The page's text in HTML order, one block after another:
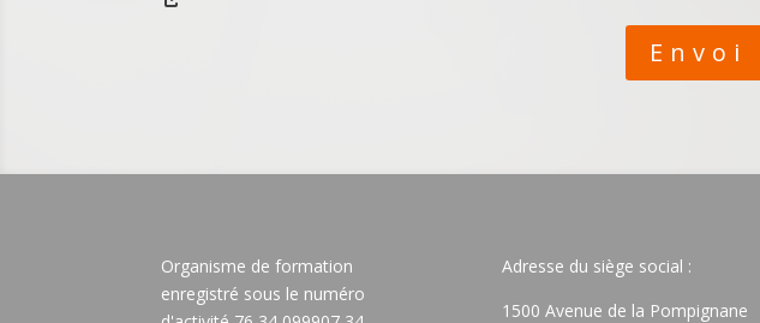
Envoi
Organisme de formation
enregistré sous le numéro
Adresse du siège social :
1500 Avenue de la Pompignane